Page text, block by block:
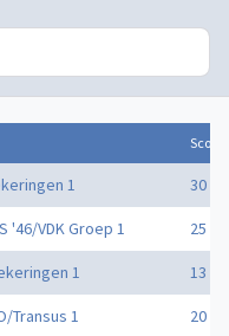
Score
1 30 -
'46/VDK Groep 1 25 -
1 13 -
Transus 1 20 -